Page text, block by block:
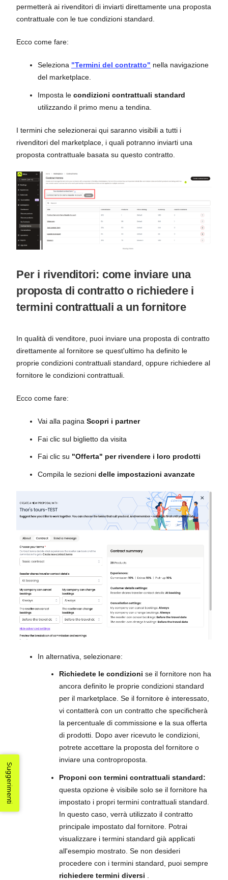
permetterà ai rivenditori di inviarti direttamente una proposta
contrattuale con le tue condizioni standard.
Ecco come fare:
Seleziona "Termini del contratto" nella navigazione
del marketplace.
Imposta le condizioni contrattuali standard
utilizzando il primo menu a tendina.
I termini che selezionerai qui saranno visibili a tutti i
rivenditori del marketplace, i quali potranno inviarti una
proposta contrattuale basata su questo contratto.
Per i rivenditori: come inviare una
proposta di contratto o richiedere i
termini contrattuali a un fornitore
In qualità di venditore, puoi inviare una proposta di contratto
direttamente al fornitore se quest'ultimo ha definito le
proprie condizioni contrattuali standard, oppure richiedere al
fornitore le condizioni contrattuali.
Ecco come fare:
Vai alla pagina Scopri i partner
Fai clic sul biglietto da visita
Fai clic su "Offerta" per rivendere i loro prodotti
Compila le sezioni delle impostazioni avanzate
In alternativa, selezionare:
Richiedete le condizioni se il fornitore non ha
ancora definito le proprie condizioni standard
per il marketplace. Se il fornitore è interessato,
vi contatterà con un contratto che specificherà
la percentuale di commissione e la sua offerta
di prodotti. Dopo aver ricevuto le condizioni,
potrete accettare la proposta del fornitore o
inviare una controproposta.
Proponi con termini contrattuali standard:
questa opzione è visibile solo se il fornitore ha
impostato i propri termini contrattuali standard.
In questo caso, verrà utilizzato il contratto
principale impostato dal fornitore. Potrai
visualizzare i termini standard già applicati
all'esempio mostrato. Se non desideri
procedere con i termini standard, puoi sempre
richiedere termini diversi
Suggerimenti